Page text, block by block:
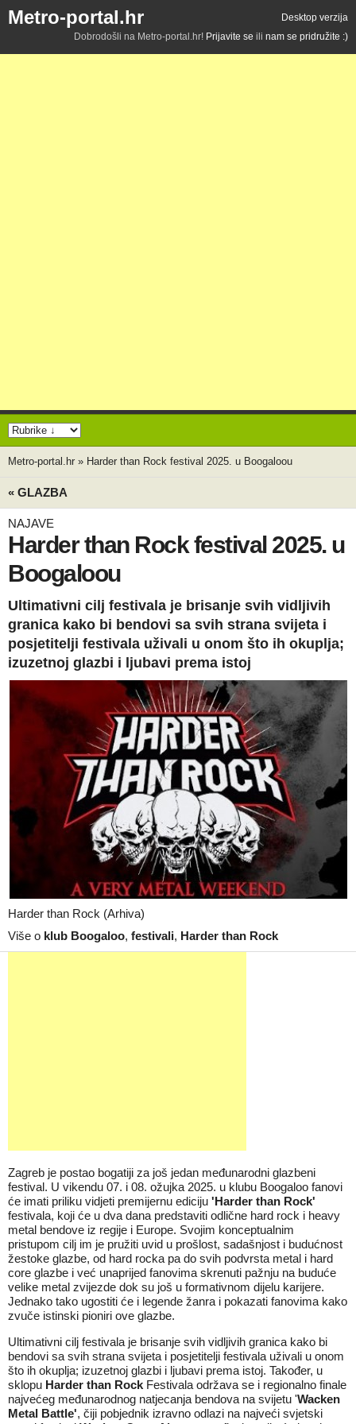
Metro-portal.hr
Desktop verzija
Dobrodošli na Metro-portal.hr! Prijavite se ili nam se pridružite :)
Metro-portal.hr » Harder than Rock festival 2025. u Boogaloou
« GLAZBA
NAJAVE
Harder than Rock festival 2025. u
Boogaloou
Ultimativni cilj festivala je brisanje svih vidljivih
granica kako bi bendovi sa svih strana svijeta i
posjetitelji festivala uživali u onom što ih okuplja;
izuzetnoj glazbi i ljubavi prema istoj
Harder than Rock (Arhiva)
Više o klub Boogaloo, festivali, Harder than Rock
Zagreb je postao bogatiji za još jedan međunarodni glazbeni
festival. U vikendu 07. i 08. ožujka 2025. u klubu Boogaloo fanovi
će imati priliku vidjeti premijernu ediciju 'Harder than Rock'
festivala, koji će u dva dana predstaviti odlične hard rock i heavy
metal bendove iz regije i Europe. Svojim konceptualnim
pristupom cilj im je pružiti uvid u prošlost, sadašnjost i budućnost
žestoke glazbe, od hard rocka pa do svih podvrsta metal i hard
core glazbe i već unaprijed fanovima skrenuti pažnju na buduće
velike metal zvijezde dok su još u formativnom dijelu karijere.
Jednako tako ugostiti će i legende žanra i pokazati fanovima kako
zvuče istinski pioniri ove glazbe.
Ultimativni cilj festivala je brisanje svih vidljivih granica kako bi
bendovi sa svih strana svijeta i posjetitelji festivala uživali u onom
što ih okuplja; izuzetnoj glazbi i ljubavi prema istoj. Također, u
sklopu Harder than Rock Festivala održava se i regionalno finale
najvećeg međunarodnog natjecanja bendova na svijetu 'Wacken
Metal Battle', čiji pobjednik izravno odlazi na najveći svjetski